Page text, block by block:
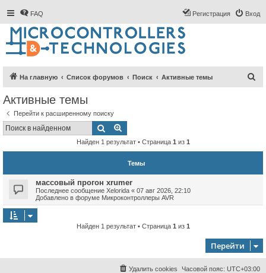
FAQ Вход
Регистрация
На главную Список форумов Поиск Активные темы
Активные темы
Перейти к расширенному поиску
Поиск
Найден 1 результат • Страница 1 из 1
Темы
массовый прогон xrumer
Последнее сообщение Xelorida « 07 авг 2026, 22:10
Добавлено в форуме Микроконтроллеры AVR
Найден 1 результат • Страница 1 из 1
Перейти
Часовой пояс: UTC+03:00
Удалить cookies